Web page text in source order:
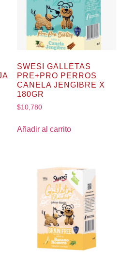
SWESI GALLETAS
PRE+PRO PERROS
CANELA JENGIBRE X
180GR
$10,780
Añadir al carrito